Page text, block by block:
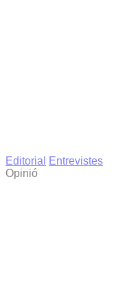
Editorial
Entrevistes
Opinió